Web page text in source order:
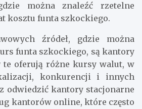
można znaleźć rzetelne
kosztu funta szkockiego.
źródeł, gdzie można
funta szkockiego, są kantory
te oferują różne kursy walut, w
konkurencji i innych
odwiedzić kantory stacjonarne
kantorów online, które często